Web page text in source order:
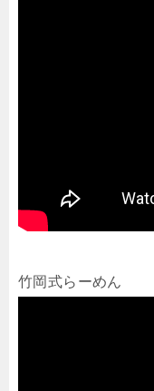
竹岡式らーめん